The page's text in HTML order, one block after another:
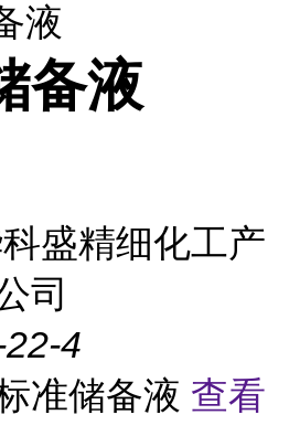
液
备液
盛精细化工产
司
4
准储备液 查看